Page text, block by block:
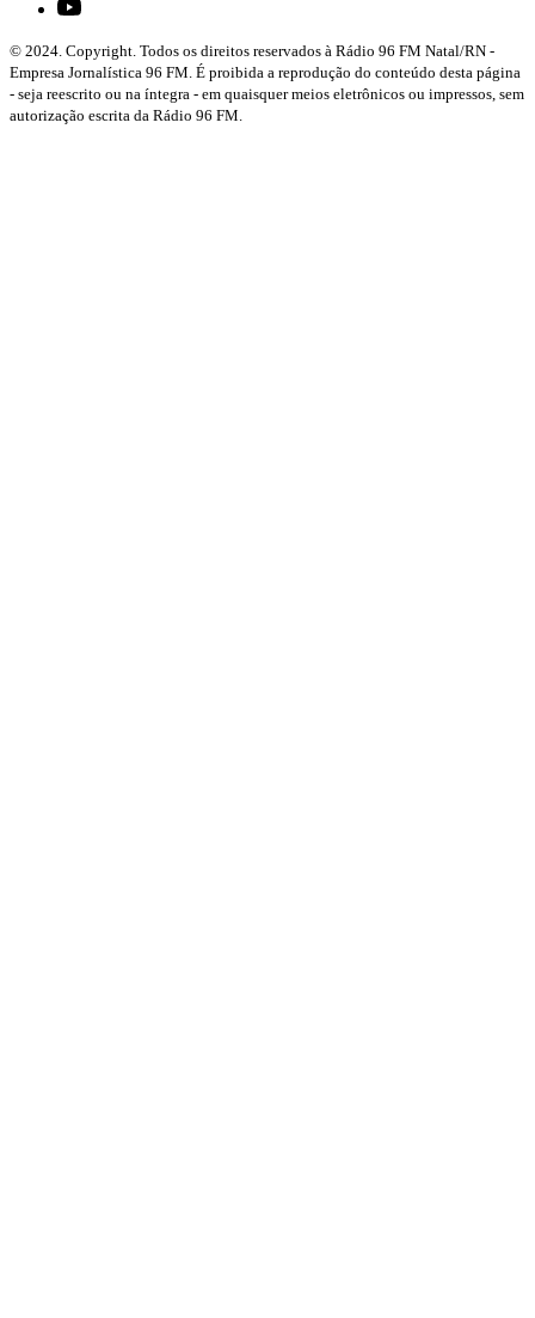
© 2024. Copyright. Todos os direitos reservados à Rádio 96 FM Natal/RN -
Empresa Jornalística 96 FM. É proibida a reprodução do conteúdo desta página
- seja reescrito ou na íntegra - em quaisquer meios eletrônicos ou impressos, sem
autorização escrita da Rádio 96 FM.